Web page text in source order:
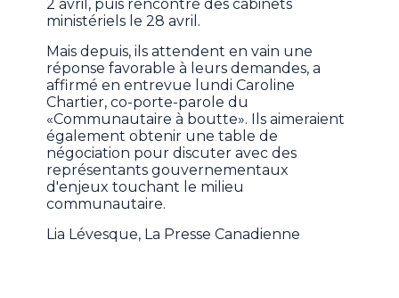
2 avril, puis rencontré des cabinets
ministériels le 28 avril.
Mais depuis, ils attendent en vain une
réponse favorable à leurs demandes, a
affirmé en entrevue lundi Caroline
Chartier, co-porte-parole du
«Communautaire à boutte». Ils aimeraient
également obtenir une table de
négociation pour discuter avec des
représentants gouvernementaux
d'enjeux touchant le milieu
communautaire.
Lia Lévesque, La Presse Canadienne